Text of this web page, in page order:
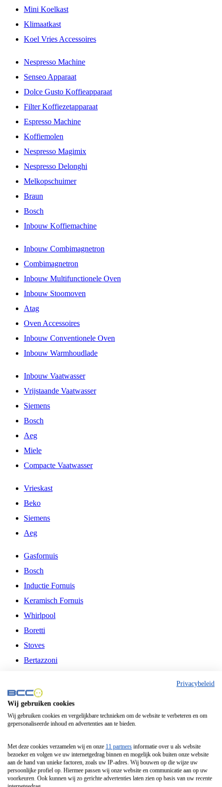
Mini Koelkast
Klimaatkast
Koel Vries Accessoires
Nespresso Machine
Senseo Apparaat
Dolce Gusto Koffieapparaat
Filter Koffiezetapparaat
Espresso Machine
Koffiemolen
Nespresso Magimix
Nespresso Delonghi
Melkopschuimer
Braun
Bosch
Inbouw Koffiemachine
Inbouw Combimagnetron
Combimagnetron
Inbouw Multifunctionele Oven
Inbouw Stoomoven
Atag
Oven Accessoires
Inbouw Conventionele Oven
Inbouw Warmhoudlade
Inbouw Vaatwasser
Vrijstaande Vaatwasser
Siemens
Bosch
Aeg
Miele
Compacte Vaatwasser
Vrieskast
Beko
Siemens
Aeg
Gasfornuis
Bosch
Inductie Fornuis
Keramisch Fornuis
Whirlpool
Boretti
Stoves
Bertazzoni
Fitelli
Airfryer
Frituurpan
Contactgrill
Broodbakmachine
Broodrooster
Privacybeleid
Wij gebruiken cookies
Wij gebruiken cookies en vergelijkbare technieken om de website te verbeteren en om
gepersonaliseerde inhoud en advertenties aan te bieden.
Met deze cookies verzamelen wij en onze 11 partners informatie over u als website
bezoeker en volgen we uw internetgedrag binnen en mogelijk ook buiten onze website
aan de hand van unieke factoren, zoals uw IP-adres. Wij bouwen op die wijze uw
persoonlijke profiel op. Hiermee passen wij onze website en communicatie aan op uw
voorkeuren. Ook kunnen wij zo gerichte advertenties laten zien op basis van uw recente